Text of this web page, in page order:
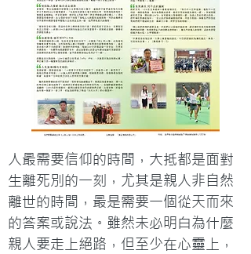
人最需要信仰的時間，大抵都是面對
生離死別的一刻，尤其是親人非自然
離世的時間，最是需要一個從天而來
的答案或說法。雖然未必明白為什麼
親人要走上絕路，但至少在心靈上，